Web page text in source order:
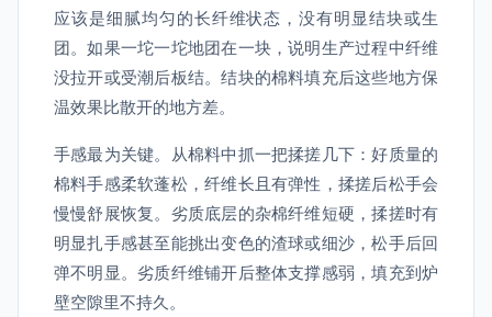
应该是细腻均匀的长纤维状态，没有明显结块或生
团。如果一坨一坨地团在一块，说明生产过程中纤维
没拉开或受潮后板结。结块的棉料填充后这些地方保
温效果比散开的地方差。
手感最为关键。从棉料中抓一把揉搓几下：好质量的
棉料手感柔软蓬松，纤维长且有弹性，揉搓后松手会
慢慢舒展恢复。劣质底层的杂棉纤维短硬，揉搓时有
明显扎手感甚至能挑出变色的渣球或细沙，松手后回
弹不明显。劣质纤维铺开后整体支撑感弱，填充到炉
壁空隙里不持久。